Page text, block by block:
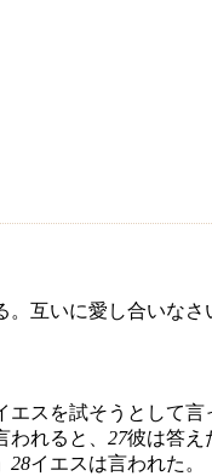
互いに愛し合いな
スを試そうとして
れると、 27彼は答え
28イエスは言われた。